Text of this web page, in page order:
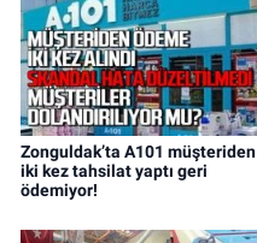
Zonguldak’ta A101 müşteriden
iki kez tahsilat yaptı geri
ödemiyor!